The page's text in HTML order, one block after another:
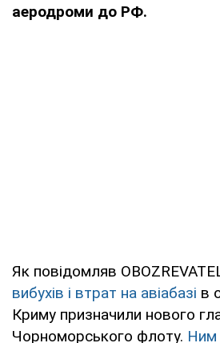
аеродроми до РФ.
Як повідомляв
вибухів і втрат на авіабазі в
Криму призначили нового
Чорноморського флоту. Ним